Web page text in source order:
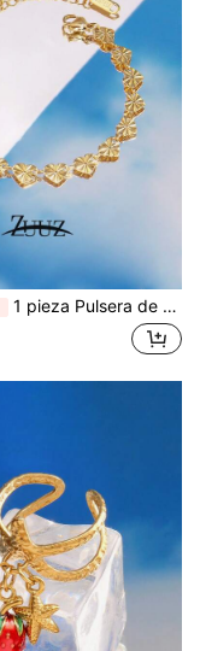
1 pieza Pulsera de cadena de corazón de acero inoxidable, pulsera de cadena de corazón simple para mujer, regalo de joyería, Día de San Valentín, mamá, regalo del Día de la Madre